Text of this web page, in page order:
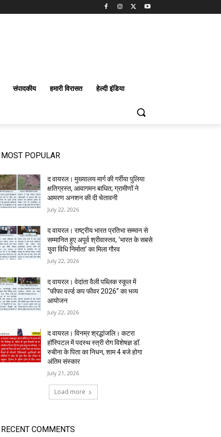
संपादकीय हमारी विरासत हेल्दी इंडिया
MOST POPULAR
द वायरल। मुख्यालय मार्ग की गर्रीया पुलिया
क्षतिग्रस्त, आवागमन बाधित; ग्रामीणों ने
आमरण अनशन की दी चेतावनी
July 22, 2026
द वायरल। राष्ट्रीय भारत प्रतिभा सम्मान से
सम्मानित हुए अपूर्व श्रीवास्तव, ‘भारत के सबसे
युवा विधि निर्माता’ का मिला गौरव
July 22, 2026
द वायरल। वेदांता वैली पब्लिक स्कूल में
“फीफा वर्ल्ड कप फीवर 2026” का भव्य
आयोजन
July 22, 2026
द वायरल। विनम्र श्रद्धांजलि। कटरा
हॉस्पिटल में पदस्थ स्त्री रोग विशेषज्ञ डॉ.
रुबीना के पिता का निधन, शाम 4 बजे होगा
अंतिम संस्कार
July 21, 2026
Load more
RECENT COMMENTS